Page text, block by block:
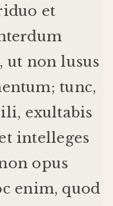
et
, ut non lusus
; tunc,
, exultabis
intelleges
opus
enim, quod